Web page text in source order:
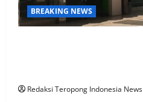
BREAKING NEWS
Redaksi Teropong Indonesia News